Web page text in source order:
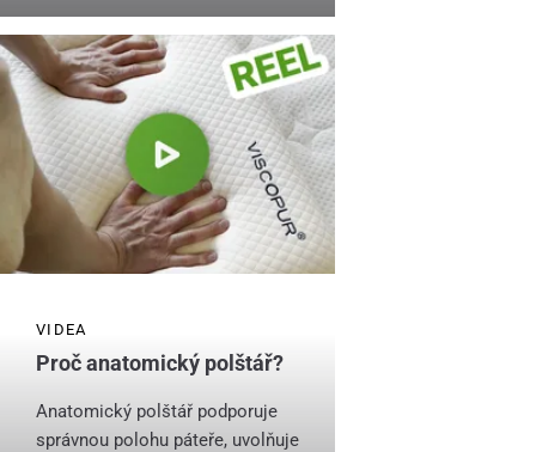
VIDEA
Proč anatomický polštář?
Anatomický polštář podporuje
správnou polohu páteře, uvolňuje